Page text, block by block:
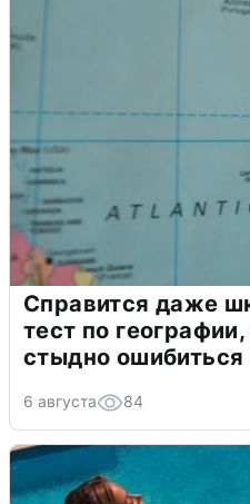
Справится даже
тест по
стыдно ошибиться
6 августа 84